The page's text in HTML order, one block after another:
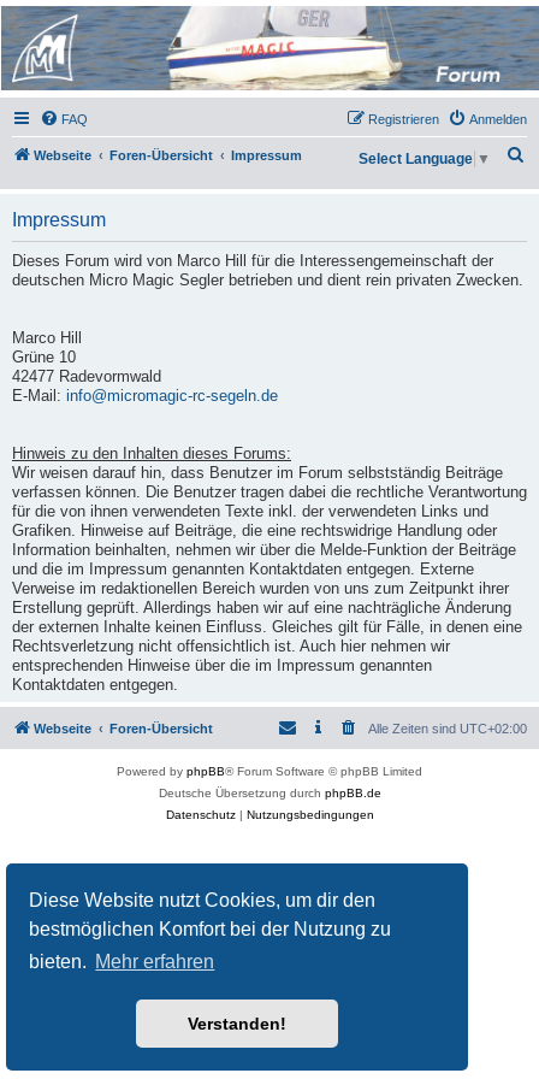
Diese Website nutzt Cookies, um dir den
bestmöglichen Komfort bei der Nutzung zu
bieten. Mehr erfahren
Verstanden!
Micro Magic Forum
Deutschland
FAQ Anmelden
Registrieren
Webseite Foren-Übersicht Impressum
h
Select Language ▼
Impressum
Dieses Forum wird von Marco Hill für die Interessengemeinschaft der
deutschen Micro Magic Segler betrieben und dient rein privaten Zwecken.
Marco Hill
Grüne 10
42477 Radevormwald
E-Mail: info@micromagic-rc-segeln.de
Hinweis zu den Inhalten dieses Forums:
Wir weisen darauf hin, dass Benutzer im Forum selbstständig Beiträge
verfassen können. Die Benutzer tragen dabei die rechtliche Verantwortung
für die von ihnen verwendeten Texte inkl. der verwendeten Links und
Grafiken. Hinweise auf Beiträge, die eine rechtswidrige Handlung oder
Information beinhalten, nehmen wir über die Melde-Funktion der Beiträge
und die im Impressum genannten Kontaktdaten entgegen. Externe
Verweise im redaktionellen Bereich wurden von uns zum Zeitpunkt ihrer
Erstellung geprüft. Allerdings haben wir auf eine nachträgliche Änderung
der externen Inhalte keinen Einfluss. Gleiches gilt für Fälle, in denen eine
Rechtsverletzung nicht offensichtlich ist. Auch hier nehmen wir
entsprechenden Hinweise über die im Impressum genannten
Kontaktdaten entgegen.
Webseite Foren-Übersicht Alle Zeiten sind UTC+02:00
Powered by phpBB® Forum Software © phpBB Limited
Deutsche Übersetzung durch phpBB.de
Datenschutz| Nutzungsbedingungen